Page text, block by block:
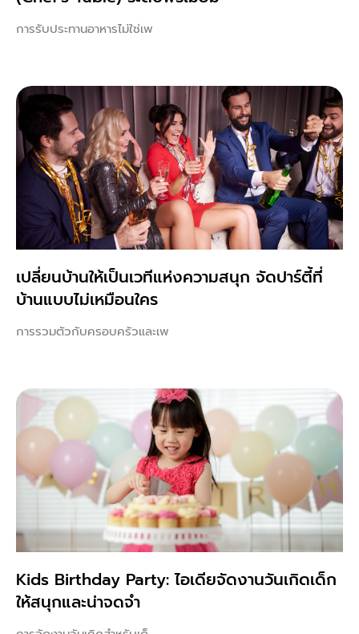
การรับประทานอาหารไม่ใช่เพ
เปลี่ยนบ้านให้เป็นเวทีแห่งความสนุก จัดปาร์ตี้ที่
บ้านแบบไม่เหมือนใคร
การรวมตัวกับครอบครัวและเพ
Kids Birthday Party: ไอเดียจัดงานวันเกิดเด็ก
ให้สนุกและน่าจดจำ